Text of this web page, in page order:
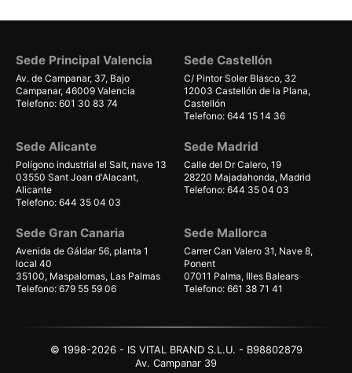
Sede Principal Valencia
Av. de Campanar, 37, Bajo
Campanar, 46009 Valencia
Telefono: 601 30 83 74
Sede Castellón
C/ Pintor Soler Blasco, 32
12003 Castellón de la Plana,
Castellón
Telefono: 644 15 14 36
Sede Alicante
Polígono industrial el Salt, nave 13
03550 Sant Joan d'Alacant,
Alicante
Telefono: 644 35 04 03
Sede Madrid
Calle del Dr Calero, 19
28220 Majadahonda, Madrid
Telefono: 644 35 04 03
Sede Gran Canaria
Avenida de Gáldar 56, planta 1
local 40
35100, Maspalomas, Las Palmas
Telefono: 679 55 59 06
Sede Mallorca
Carrer Can Valero 31, Nave 8,
Ponent
07011 Palma, Illes Balears
Telefono: 661 38 71 41
© 1998-2026 - IS VITAL BRAND S.L.U. - B98802879
Av. Campanar 39